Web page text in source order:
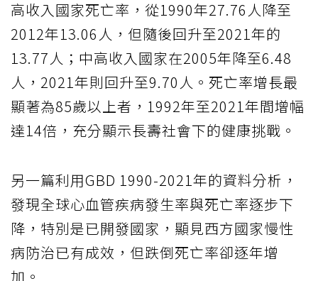
高收入國家死亡率，從1990年27.76人降至
2012年13.06人，但隨後回升至2021年的
13.77人；中高收入國家在2005年降至6.48
人，2021年則回升至9.70人。死亡率增長最
顯著為85歲以上者，1992年至2021年間增幅
達14倍，充分顯示長壽社會下的健康挑戰。
另一篇利用GBD 1990-2021年的資料分析，
發現全球心血管疾病發生率與死亡率逐步下
降，特別是已開發國家，顯見西方國家慢性
病防治已有成效，但跌倒死亡率卻逐年增
加。